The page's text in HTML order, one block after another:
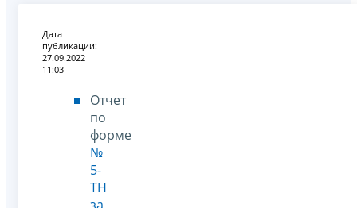
Дата
публикации:
27.09.2022
11:03
Отчет
по
форме
№
5-
ТН